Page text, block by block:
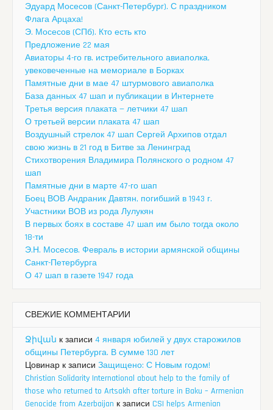
Эдуард Мосесов (Санкт-Петербург). С праздником
Флага Арцаха!
Э. Мосесов (СПб). Кто есть кто
Предложение 22 мая
Авиаторы 4-го гв. истребительного авиаполка,
увековеченные на мемориале в Борках
Памятные дни в мае 47 штурмового авиаполка
База данных 47 шап и публикации в Интернете
Третья версия плаката — летчики 47 шап
О третьей версии плаката 47 шап
Воздушный стрелок 47 шап Сергей Архипов отдал
свою жизнь в 21 год в Битве за Ленинград
Стихотворения Владимира Полянского о родном 47
шап
Памятные дни в марте 47-го шап
Боец ВОВ Андраник Давтян, погибший в 1943 г.
Участники ВОВ из рода Лулукян
В первых боях в составе 47 шап им было тогда около
18-ти
Э.Н. Мосесов. Февраль в истории армянской общины
Санкт-Петербурга
О 47 шап в газете 1947 года
СВЕЖИЕ КОММЕНТАРИИ
Ջիվան к записи 4 января юбилей у двух старожилов
общины Петербурга. В сумме 130 лет
Цовинар к записи Защищено: С Новым годом!
Christian Solidarity International about help to the family of
those who returned to Artsakh after torture in Baku – Armenian
Genocide from Azerbaijan к записи CSI helps Armenian